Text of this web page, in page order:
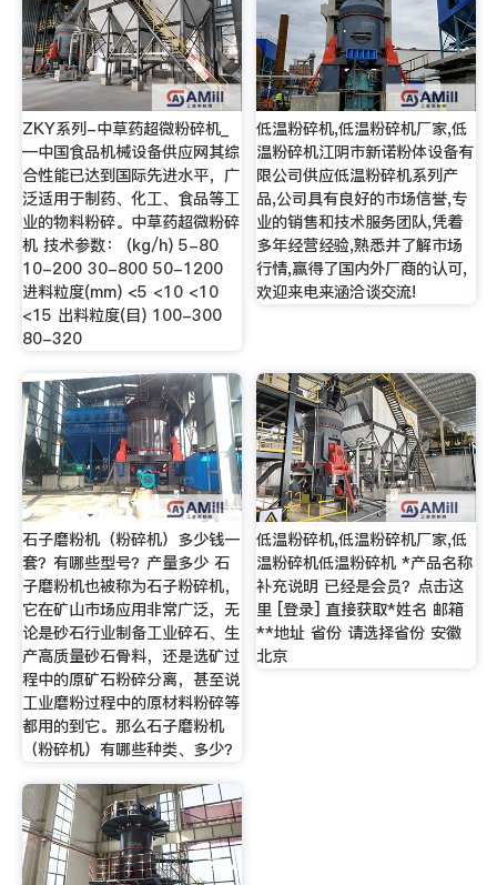
ZKY系列-中草药超微粉碎机_
—中国食品机械设备供应网其综
合性能已达到国际先进水平，广
泛适用于制药、化工、食品等工
业的物料粉碎。中草药超微粉碎
机 技术参数： (kg/h) 5-80
10-200 30-800 50-1200
进料粒度(mm) <5 <10 <10
<15 出料粒度(目) 100-300
80-320
低温粉碎机,低温粉碎机厂家,低
温粉碎机江阴市新诺粉体设备有
限公司供应低温粉碎机系列产
品,公司具有良好的市场信誉,专
业的销售和技术服务团队,凭着
多年经营经验,熟悉并了解市场
行情,赢得了国内外厂商的认可,
欢迎来电来涵洽谈交流!
石子磨粉机（粉碎机）多少钱一
套？有哪些型号？产量多少 石
子磨粉机也被称为石子粉碎机，
它在矿山市场应用非常广泛，无
论是砂石行业制备工业碎石、生
产高质量砂石骨料，还是选矿过
程中的原矿石粉碎分离，甚至说
工业磨粉过程中的原材料粉碎等
都用的到它。那么石子磨粉机
（粉碎机）有哪些种类、多少？
低温粉碎机,低温粉碎机厂家,低
温粉碎机低温粉碎机 *产品名称
补充说明 已经是会员？点击这
里 [登录] 直接获取*姓名 邮箱
**地址 省份 请选择省份 安徽
北京